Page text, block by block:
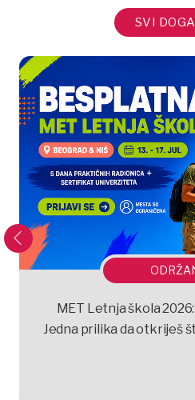
SVI
MET Letnja škola 2026:
Jedna prilika da otkriješ